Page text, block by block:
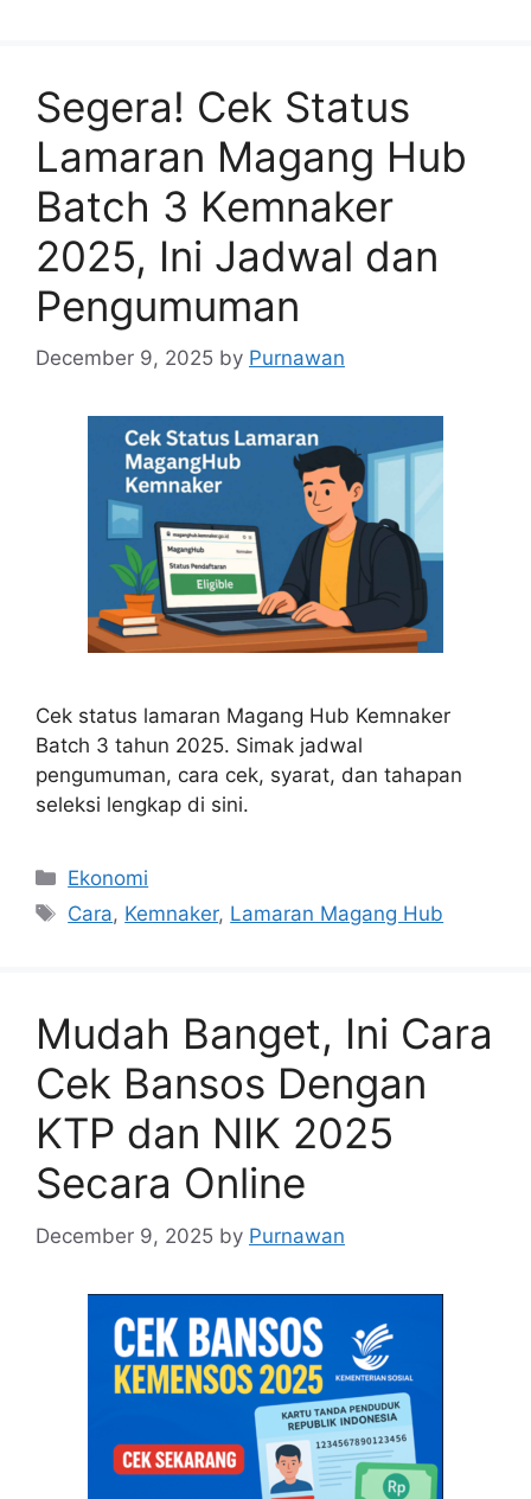
Segera! Cek Status
Lamaran Magang Hub
Batch 3 Kemnaker
2025, Ini Jadwal dan
Pengumuman
December 9, 2025 by Purnawan
Cek status lamaran Magang Hub Kemnaker
Batch 3 tahun 2025. Simak jadwal
pengumuman, cara cek, syarat, dan tahapan
seleksi lengkap di sini.
Categories
Ekonomi
Tags
Cara, Kemnaker, Lamaran Magang Hub
Mudah Banget, Ini Cara
Cek Bansos Dengan
KTP dan NIK 2025
Secara Online
December 9, 2025 by Purnawan